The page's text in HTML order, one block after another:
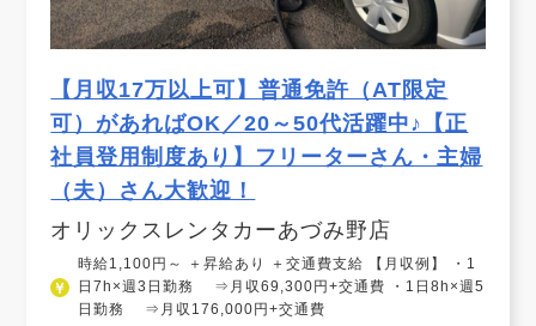
【月収17万以上可】普通免許（AT限定
可）があればOK／20～50代活躍中♪【正
社員登用制度あり】フリーターさん・主婦
（夫）さん大歓迎！
オリックスレンタカーあづみ野店
時給1,100円～ ＋昇給あり ＋交通費支給 【月収例】 ・1
日7h×週3日勤務 ⇒月収69,300円+交通費 ・1日8h×週5
日勤務 ⇒月収176,000円+交通費